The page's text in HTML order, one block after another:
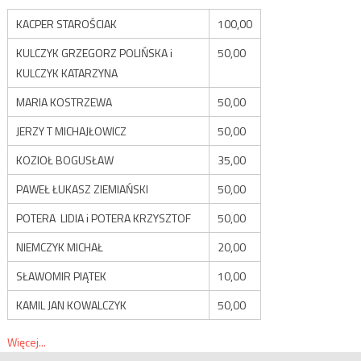
KACPER STAROŚCIAK
100,00
KULCZYK GRZEGORZ POLIŃSKA i
KULCZYK KATARZYNA
50,00
MARIA KOSTRZEWA
50,00
JERZY T MICHAJŁOWICZ
50,00
KOZIOŁ BOGUSŁAW
35,00
PAWEŁ ŁUKASZ ZIEMIAŃSKI
50,00
POTERA LIDIA i POTERA KRZYSZTOF
50,00
NIEMCZYK MICHAŁ
20,00
SŁAWOMIR PIĄTEK
10,00
KAMIL JAN KOWALCZYK
50,00
Więcej...